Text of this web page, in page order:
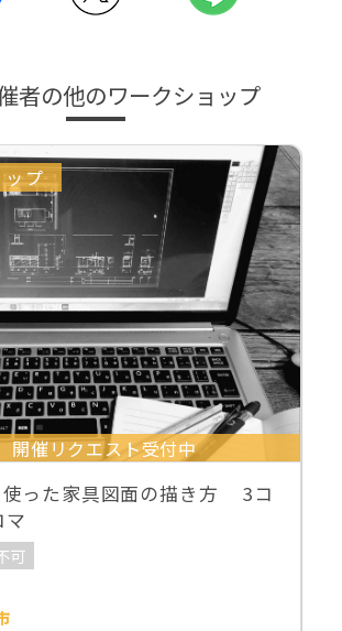
者の他のワークショップ
ップ
開催リクエスト受付中
使った家具図面の描き方 3コ
可